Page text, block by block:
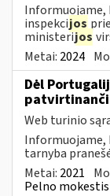
Informuojame,
inspekcijos
ministerijos
Metai: 2024
Dėl
Web turinio
Informuojame,
tarnyba
Metai: 2021
Pelno mokestis